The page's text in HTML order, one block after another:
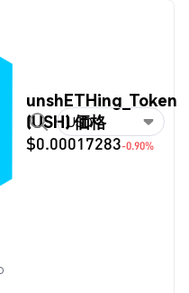
unshETHing_Token
(USH) 価格
$0.00017283-0.90%
USD